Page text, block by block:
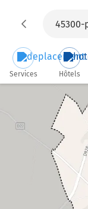
Services Hôtels